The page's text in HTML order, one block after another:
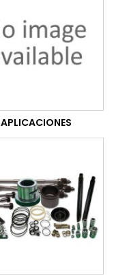
APLICACIONES